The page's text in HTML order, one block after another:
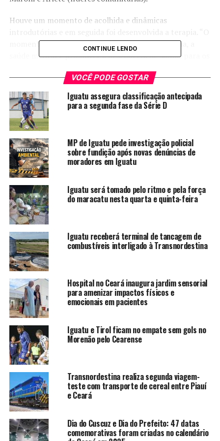
Houve um momento de acolhida e dinâmicas
momento é propício para fortalecer a autoestima, a
saúde mental e promover a descoberta de saídas para os
valorização do seu potencial criativo e sua sabedoria
popular, capazes de curar e integrar, resgatar a saúde e
devolver a confiança”, observou o padre João Batista.
O grupo será permanente e as reuniões acontecerão às
terças-feiras às 7h30 no espaço do CRAS.
A primeira terapia foi realizada nesta quarta-feira, 14.
“Esse projeto vai oferecer um grande suporte em saúde
mental e comunitária”, frisou o padre João Batista. “O
nosso objetivo é enfrentar a problemática da
vulnerabilidade e precariedade psíquicas que causam
tantos problemas de violência, surtos psicóticos,
depressão, suicídio e fragilidade emocional e
psicológica”.
O método terapêutico foi criado pelo médico psiquiatra
e antropólogo com doutorado pela Universidade de
Sorbone, em Paris, na França, Adalberto Barreto. “Fiz o
curso com ele e acrescentei minha formação em Roma
em um outro curso de psicologia clínica e comunitária
CONTINUE LENDO
VOCÊ PODE GOSTAR
Iguatu assegura classificação antecipada
para a segunda fase da Série D
MP de Iguatu pede investigação policial
sobre fundição após novas denúncias de
moradores em Iguatu
Iguatu será tomado pelo ritmo e pela força
do maracatu nesta quarta e quinta-feira
Iguatu receberá terminal de tancagem de
combustíveis interligado à Transnordestina
Hospital no Ceará inaugura jardim sensorial
para amenizar impactos físicos e
emocionais em pacientes
Iguatu e Tirol ficam no empate sem gols no
Morenão pelo Cearense
Transnordestina realiza segunda viagem-
teste com transporte de cereal entre Piauí
e Ceará
Dia do Cuscuz e Dia do Prefeito: 47 datas
comemorativas foram criadas no calendário